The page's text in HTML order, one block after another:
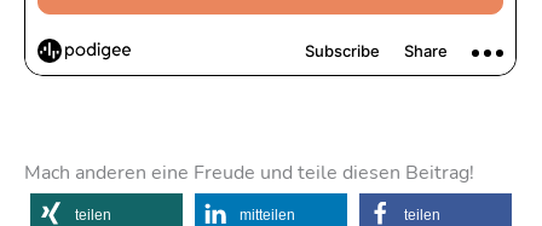
Mach anderen eine Freude und teile diesen Beitrag!
teilen mitteilen teilen